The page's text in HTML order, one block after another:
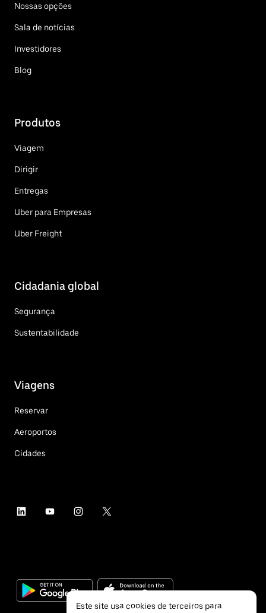
Nossas opções
Sala de notícias
Investidores
Blog
Produtos
Viagem
Dirigir
Entregas
Uber para Empresas
Uber Freight
Cidadania global
Segurança
Sustentabilidade
Viagens
Reservar
Aeroportos
Cidades
Este site usa cookies de terceiros para